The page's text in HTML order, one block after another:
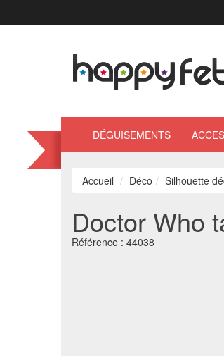
DÉGUISEMENTS
Accueil Déco Silhouette
Doctor Who
Référence : 44038